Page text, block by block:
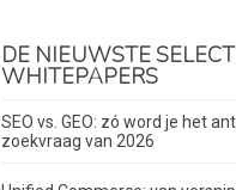
DE NIEUWSTE
WHITEPAPERS
SEO vs. GEO: zó word je het
zoekvraag van 2026